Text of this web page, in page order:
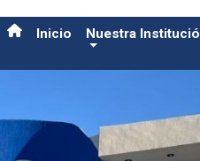
Inicio Nuestra